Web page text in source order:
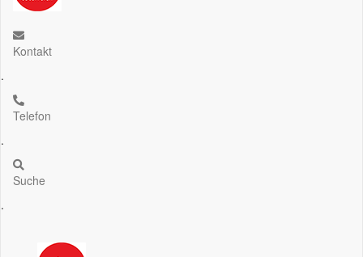
Kontakt
.
Telefon
.
Suche
.